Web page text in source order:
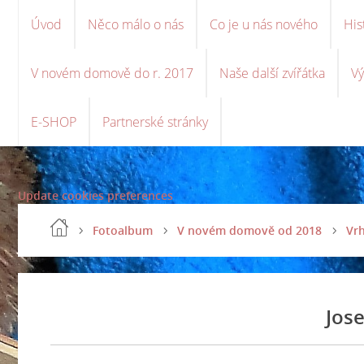
Úvod Něco málo o nás Co je u nás nového
V novém domově do r. 2017 Naše další zvířátka
E-SHOP Partnerské stránky
Update cookies preferences
Fotoalbum V novém domově od 2018